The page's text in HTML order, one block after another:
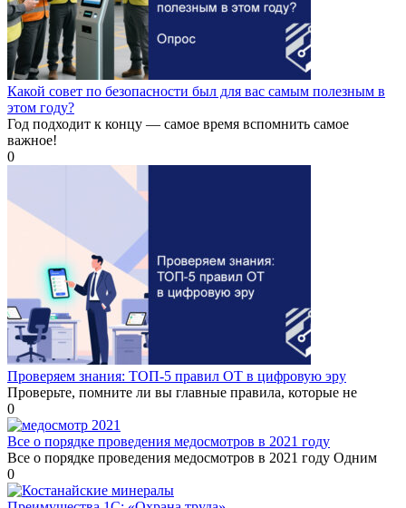
Какой совет по безопасности был для вас самым полезным в
этом году?
Год подходит к концу — самое время вспомнить самое
важное!
0
Проверяем знания: ТОП-5 правил ОТ в цифровую эру
Проверьте, помните ли вы главные правила, которые не
0
Все о порядке проведения медосмотров в 2021 году
Все о порядке проведения медосмотров в 2021 году Одним
0